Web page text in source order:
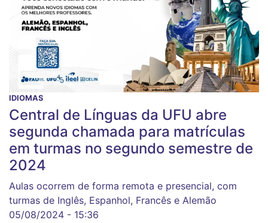
IDIOMAS
Central de Línguas da UFU abre
segunda chamada para matrículas
em turmas no segundo semestre de
2024
Aulas ocorrem de forma remota e presencial, com
turmas de Inglês, Espanhol, Francês e Alemão
05/08/2024 - 15:36